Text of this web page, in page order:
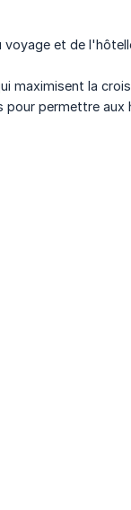
et de
maximisent la
permettre aux